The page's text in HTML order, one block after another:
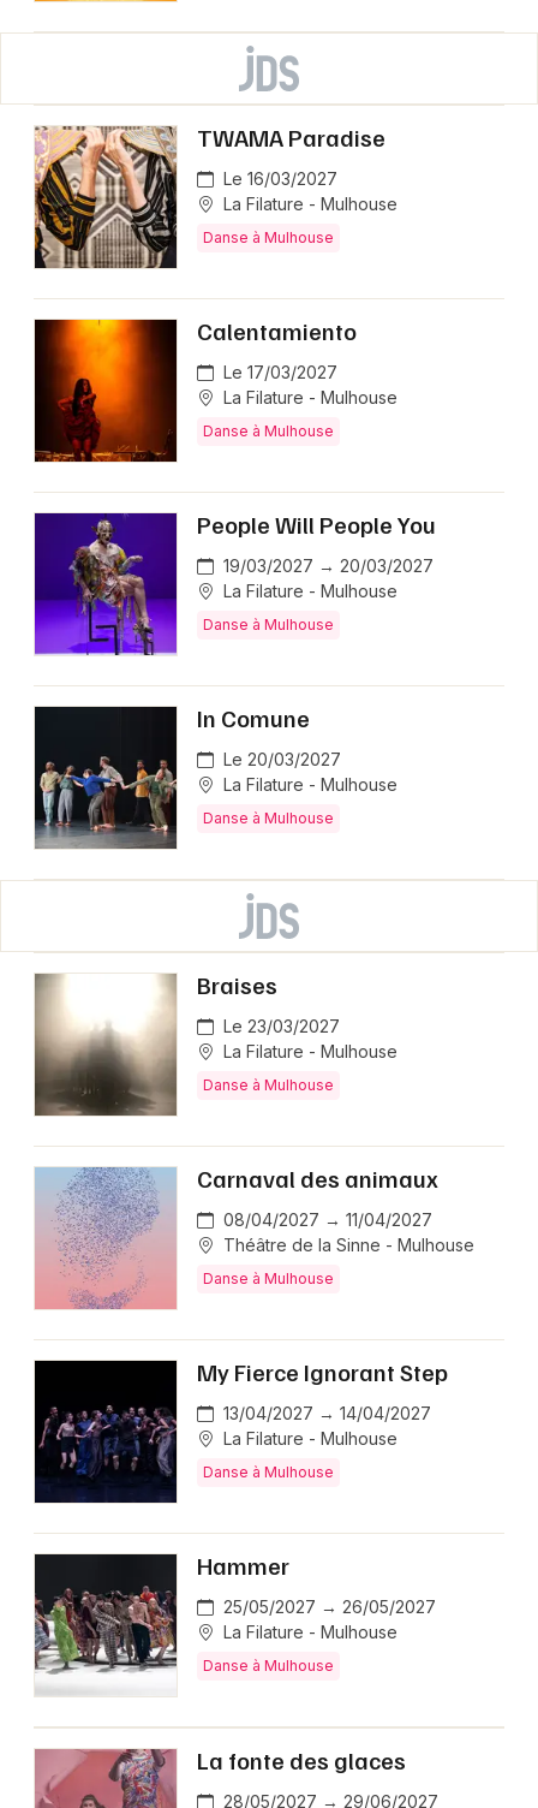
TWAMA Paradise
Le 16/03/2027
La Filature - Mulhouse
Danse à Mulhouse
Calentamiento
Le 17/03/2027
La Filature - Mulhouse
Danse à Mulhouse
People Will People You
19/03/2027 → 20/03/2027
La Filature - Mulhouse
Danse à Mulhouse
In Comune
Le 20/03/2027
La Filature - Mulhouse
Danse à Mulhouse
Braises
Le 23/03/2027
La Filature - Mulhouse
Danse à Mulhouse
Carnaval des animaux
08/04/2027 → 11/04/2027
Théâtre de la Sinne - Mulhouse
Danse à Mulhouse
My Fierce Ignorant Step
13/04/2027 → 14/04/2027
La Filature - Mulhouse
Danse à Mulhouse
Hammer
25/05/2027 → 26/05/2027
La Filature - Mulhouse
Danse à Mulhouse
La fonte des glaces
28/05/2027 → 29/06/2027